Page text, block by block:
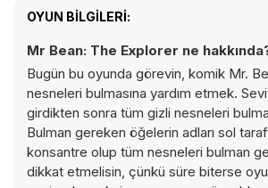
OYUN BILGILERI:
Mr Bean: The Explorer ne
Bugün bu oyunda görevin, komik Mr.
nesneleri bulmasına yardım etmek.
girdikten sonra tüm gizli nesneleri
Bulman gereken öğelerin adları sol
konsantre olup tüm nesneleri bulman
dikkat etmelisin, çünkü süre biterse